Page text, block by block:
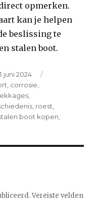
opmerken.
kan je helpen
beslissing te
stalen boot.
juni 2024
corrosie
roest
boot kopen
Vereiste velden